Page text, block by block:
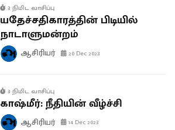
3 நிமிட வாசிப்பு
யதேச்சதிகாரத்தின் பிடியில்
நாடாளுமன்றம்
ஆசிரியர் 20 Dec 2023
3 நிமிட வாசிப்பு
காஷ்மீர்: நீதியின் வீழ்ச்சி
ஆசிரியர் 14 Dec 2023